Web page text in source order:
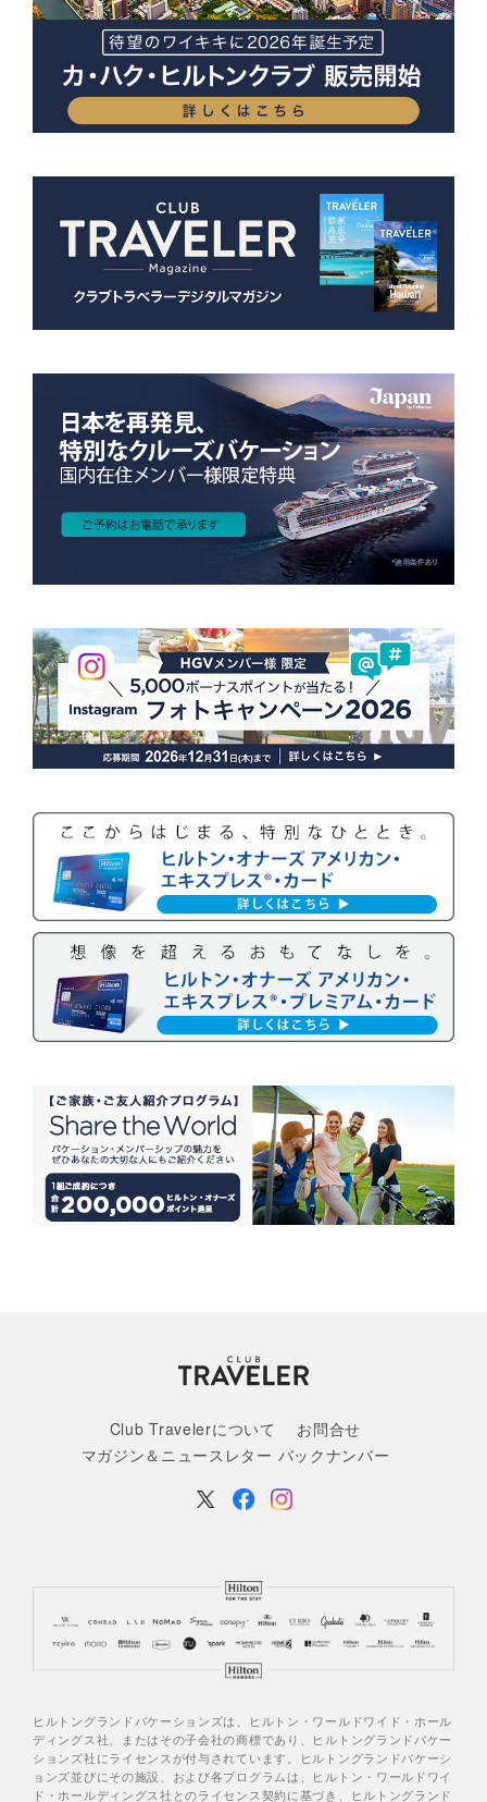
Club Travelerについて
お問合せ
マガジン＆ニュースレター バックナンバー
ヒルトングランドバケーションズは、ヒルトン・ワールドワイド・ホール
ディングス社、またはその子会社の商標であり、ヒルトングランドバケー
ションズ社にライセンスが付与されています。ヒルトングランドバケーシ
ョンズ並びにその施設、および各プログラムは、ヒルトン・ワールドワイ
ド・ホールディングス社とのライセンス契約に基づき、ヒルトングランド